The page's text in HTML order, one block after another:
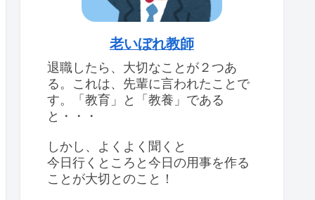
老いぼれ教師
退職したら、大切なことが２つあ
る。これは、先輩に言われたことで
す。「教育」と「教養」である
と・・・
しかし、よくよく聞くと
今日行くところと今日の用事を作る
ことが大切とのこと！